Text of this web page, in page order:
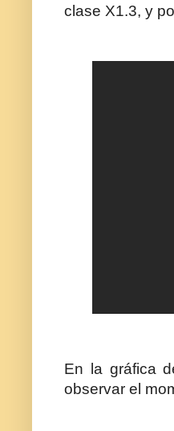
clase X1.3, y
En la gráfica
observar el